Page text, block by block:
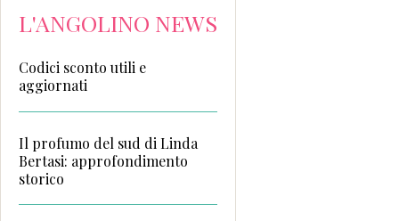
L'ANGOLINO NEWS
Codici sconto utili e
aggiornati
Il profumo del sud di Linda
Bertasi: approfondimento
storico